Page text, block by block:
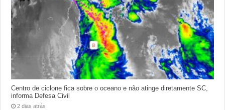
Centro de ciclone fica sobre o oceano e não atinge diretamente SC,
informa Defesa Civil
2 dias atrás